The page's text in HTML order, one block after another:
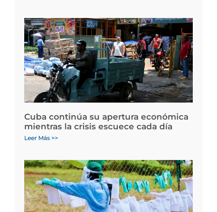
Cuba continúa su apertura económica
mientras la crisis escuece cada día
Leer Más >>